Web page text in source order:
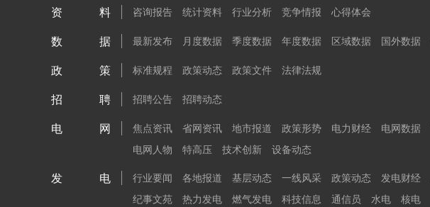
资料 咨询报告 统计资料 行业分析 竞争情报 心得体会
数据 最新发布 月度数据 季度数据 年度数据 区域数据 国外数据
政策 标准规程 政策动态 政策文件 法律法规
招聘 招聘公告 招聘动态
电网 焦点资讯 省网资讯 地市报道 政策形势 电力财经 电网数据
电网人物
特高压 技术创新 设备动态
发电 行业要闻 各地报道 基层动态 一线风采 政策动态 发电财经
纪事文苑
热力发电 燃气发电 科技信息 通信员 水电 核电